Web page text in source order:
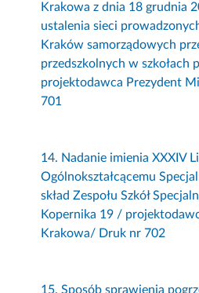
Krakowa z dnia 18 grudnia
ustalenia sieci
Kraków samorządowych
przedszkolnych w szkołach
projektodawca Prezydent
701
14. Nadanie imienia XXXIV
Ogólnokształcącemu
skład Zespołu Szkół
Kopernika 19 /
Krakowa/ Druk nr 702
15. Sposób sprawienia